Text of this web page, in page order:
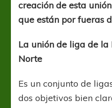
creación de esta
que están por fueras
La unión de liga de la
Norte
Es un conjunto de
dos objetivos bien